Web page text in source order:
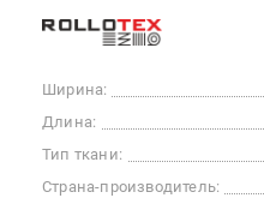
Ширина:
Длина:
Тип ткани:
Страна-производитель: